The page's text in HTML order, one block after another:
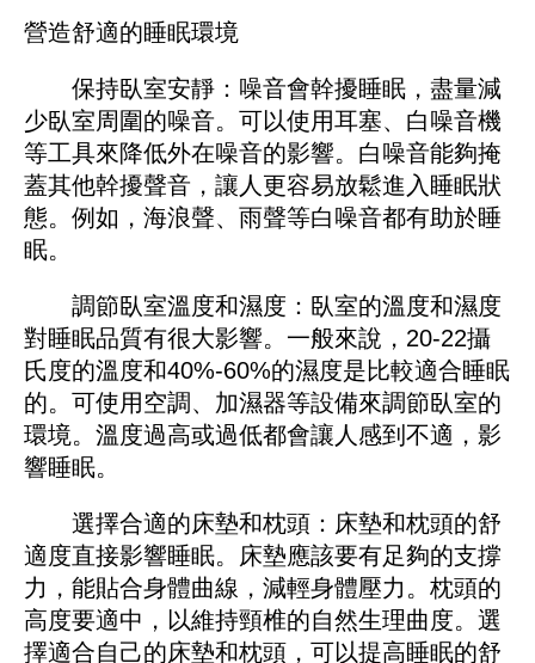
營造舒適的睡眠環境
保持臥室安靜：噪音會幹擾睡眠，盡量減
少臥室周圍的噪音。可以使用耳塞、白噪音機
等工具來降低外在噪音的影響。白噪音能夠掩
蓋其他幹擾聲音，讓人更容易放鬆進入睡眠狀
態。例如，海浪聲、雨聲等白噪音都有助於睡
眠。
調節臥室溫度和濕度：臥室的溫度和濕度
對睡眠品質有很大影響。一般來說，20-22攝
氏度的溫度和40%-60%的濕度是比較適合睡眠
的。可使用空調、加濕器等設備來調節臥室的
環境。溫度過高或過低都會讓人感到不適，影
響睡眠。
選擇合適的床墊和枕頭：床墊和枕頭的舒
適度直接影響睡眠。床墊應該要有足夠的支撐
力，能貼合身體曲線，減輕身體壓力。枕頭的
高度要適中，以維持頸椎的自然生理曲度。選
擇適合自己的床墊和枕頭，可以提高睡眠的舒